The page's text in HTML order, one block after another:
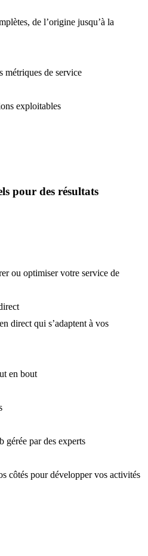
de l’origine jusqu’à la
métriques de service
exploitables
pour des résultats
ou optimiser votre service de
direct qui s’adaptent à vos
en bout
gérée par des experts
côtés pour développer vos activités